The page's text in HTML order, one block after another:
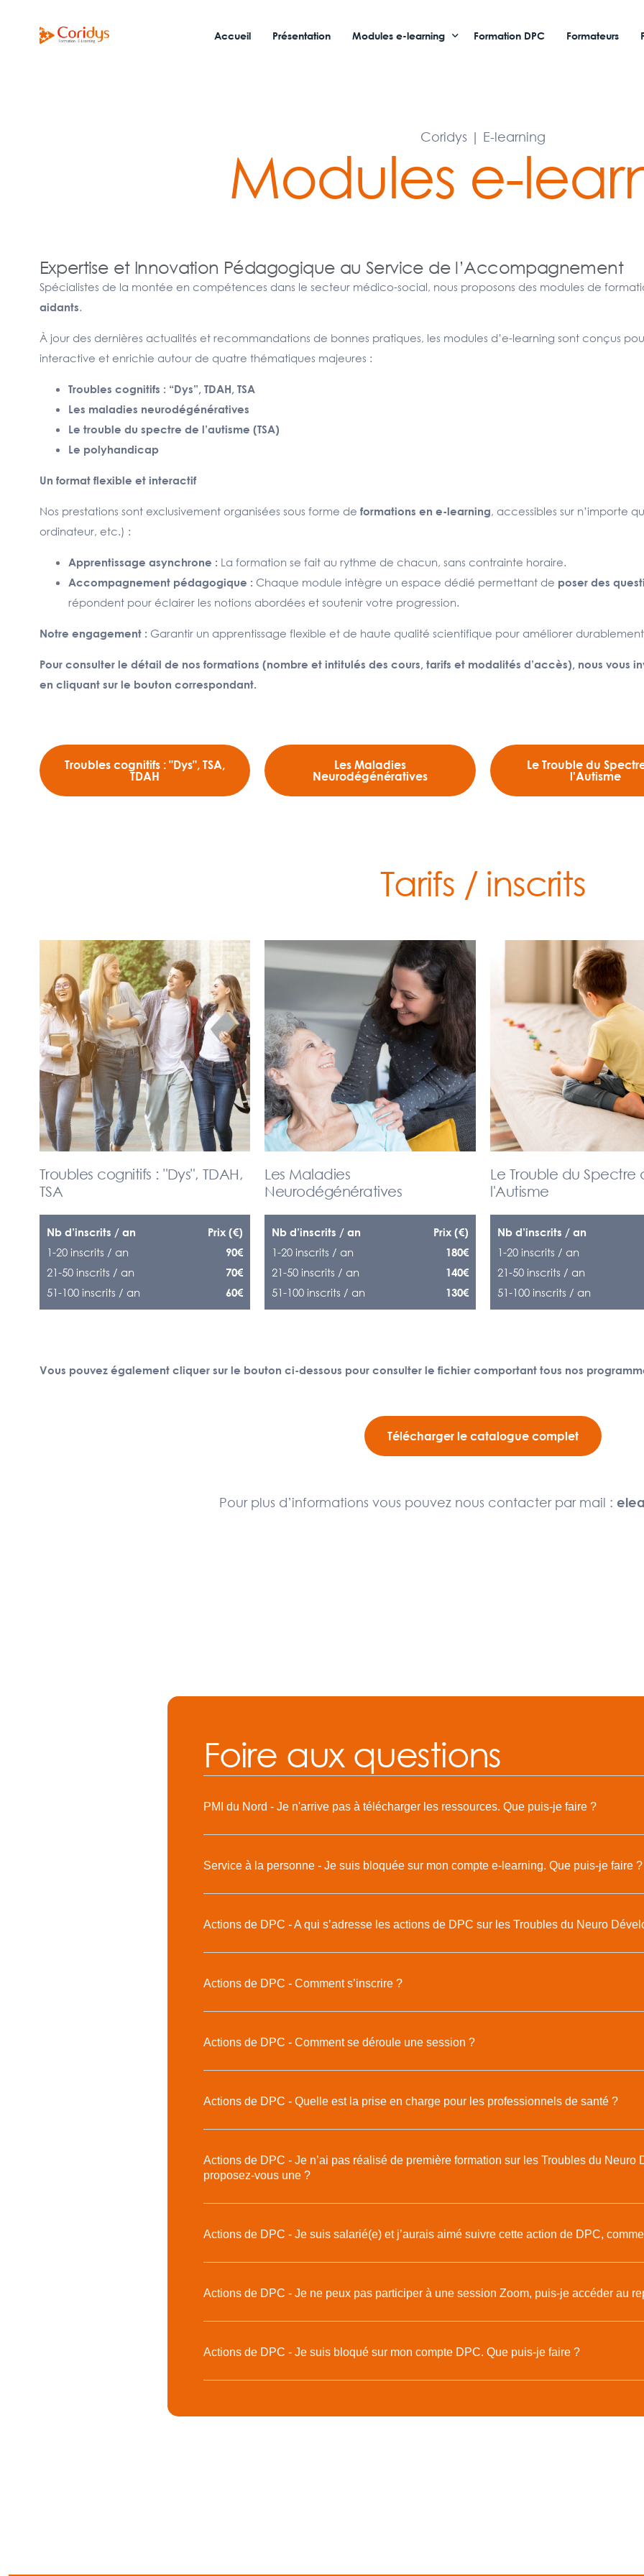
Accueil Présentation Modules e-learning
Service à la personne
Formation DPC Formateurs
Coridys | E-learning
Modules e-
Expertise et Innovation Pédagogique au Service de l’Accompagnement
Spécialistes de la montée en compétences dans le secteur médico-social, nous proposons des modules de
aidants.
À jour des dernières actualités et recommandations de bonnes pratiques, les modules d’e-learning sont conçus
interactive et enrichie autour de quatre thématiques majeures :
Troubles cognitifs : “Dys”, TDAH, TSA
Les maladies neurodégénératives
Le trouble du spectre de l’autisme (TSA)
Le polyhandicap
Un format flexible et interactif
Nos prestations sont exclusivement organisées sous forme de formations en e-learning, accessibles sur n’importe
ordinateur, etc.) :
Apprentissage asynchrone : La formation se fait au rythme de chacun, sans contrainte horaire.
Accompagnement pédagogique : Chaque module intègre un espace dédié permettant de poser des
répondent pour éclairer les notions abordées et soutenir votre progression.
Notre engagement : Garantir un apprentissage flexible et de haute qualité scientifique pour améliorer
Pour consulter le détail de nos formations (nombre et intitulés des cours, tarifs et modalités d’accès), nous vous
en cliquant sur le bouton correspondant.
Troubles cognitifs : "Dys", TSA,
TDAH
Les Maladies
Neurodégénératives
Le Trouble du
l'Autisme
Tarifs / inscrits
Troubles cognitifs : "Dys", TDAH,
TSA
Les Maladies
Neurodégénératives
Le Trouble du Spectre
l'Autisme
Nb d’inscrits / an Prix (€)
1-20 inscrits / an 90€
21-50 inscrits / an 70€
51-100 inscrits / an 60€
Nb d’inscrits / an Prix (€)
1-20 inscrits / an 180€
21-50 inscrits / an 140€
51-100 inscrits / an 130€
Nb d’inscrits / an
1-20 inscrits / an
21-50 inscrits / an
51-100 inscrits / an
Vous pouvez également cliquer sur le bouton ci-dessous pour consulter le fichier comportant tous nos
Télécharger le catalogue complet
Pour plus d’informations vous pouvez nous contacter par mail :
Foire aux questions
PMI du Nord - Je n'arrive pas à télécharger les ressources. Que puis-je faire ?
Service à la personne - Je suis bloquée sur mon compte e-learning. Que puis-je faire ?
Actions de DPC - A qui s’adresse les actions de DPC sur les Troubles du Neuro
Actions de DPC - Comment s’inscrire ?
Actions de DPC - Comment se déroule une session ?
Actions de DPC - Quelle est la prise en charge pour les professionnels de santé ?
Actions de DPC - Je n’ai pas réalisé de première formation sur les Troubles du Neuro
proposez-vous une ?
Actions de DPC - Je suis salarié(e) et j’aurais aimé suivre cette action de DPC,
Actions de DPC - Je ne peux pas participer à une session Zoom, puis-je accéder au
Actions de DPC - Je suis bloqué sur mon compte DPC. Que puis-je faire ?